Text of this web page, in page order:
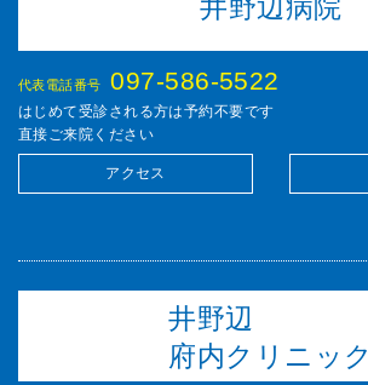
井野辺病院
代表電話番号 097-586-5522
はじめて受診される方は予約不要です
直接ご来院ください
アクセス
井野辺
府内クリニック